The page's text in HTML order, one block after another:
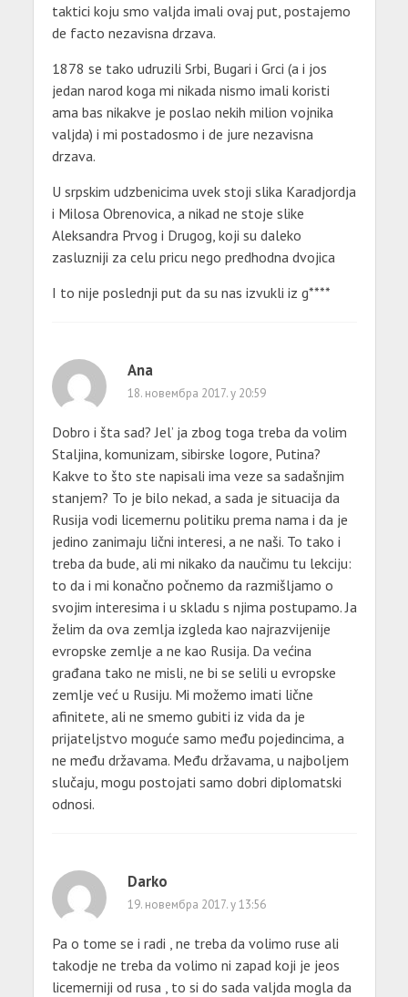
taktici koju smo valjda imali ovaj put, postajemo
de facto nezavisna drzava.
1878 se tako udruzili Srbi, Bugari i Grci (a i jos
jedan narod koga mi nikada nismo imali koristi
ama bas nikakve je poslao nekih milion vojnika
valjda) i mi postadosmo i de jure nezavisna
drzava.
U srpskim udzbenicima uvek stoji slika Karadjordja
i Milosa Obrenovica, a nikad ne stoje slike
Aleksandra Prvog i Drugog, koji su daleko
zasluzniji za celu pricu nego predhodna dvojica
I to nije poslednji put da su nas izvukli iz g****
Ana
18. новембра 2017. у 20:59
Dobro i šta sad? Jel’ ja zbog toga treba da volim
Staljina, komunizam, sibirske logore, Putina?
Kakve to što ste napisali ima veze sa sadašnjim
stanjem? To je bilo nekad, a sada je situacija da
Rusija vodi licemernu politiku prema nama i da je
jedino zanimaju lični interesi, a ne naši. To tako i
treba da bude, ali mi nikako da naučimu tu lekciju:
to da i mi konačno počnemo da razmišljamo o
svojim interesima i u skladu s njima postupamo. Ja
želim da ova zemlja izgleda kao najrazvijenije
evropske zemlje a ne kao Rusija. Da većina
građana tako ne misli, ne bi se selili u evropske
zemlje već u Rusiju. Mi možemo imati lične
afinitete, ali ne smemo gubiti iz vida da je
prijateljstvo moguće samo među pojedincima, a
ne među državama. Među državama, u najboljem
slučaju, mogu postojati samo dobri diplomatski
odnosi.
Darko
19. новембра 2017. у 13:56
Pa o tome se i radi , ne treba da volimo ruse ali
takodje ne treba da volimo ni zapad koji je jeos
licemerniji od rusa , to si do sada valjda mogla da